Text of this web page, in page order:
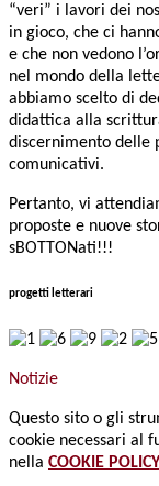
“veri” i lavori dei
in gioco, che ci
e che non vedono
nel mondo della
abbiamo scelto di
didattica alla
discernimento delle
comunicativi.
Pertanto, vi
proposte e nuove
sBOTTONati!!!
progetti letterari
Notizie
Questo sito o gli
cookie necessari al
nella COOKIE POLICY